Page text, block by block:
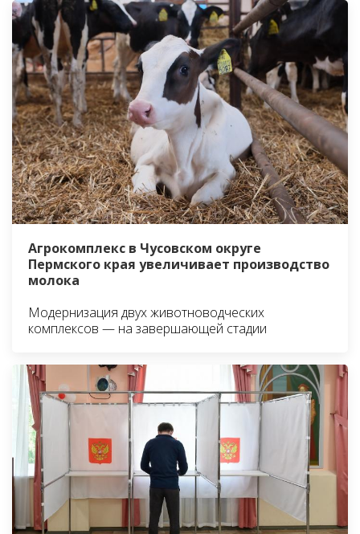
Агрокомплекс в Чусовском округе
Пермского края увеличивает производство
молока
Модернизация двух животноводческих
комплексов — на завершающей стадии